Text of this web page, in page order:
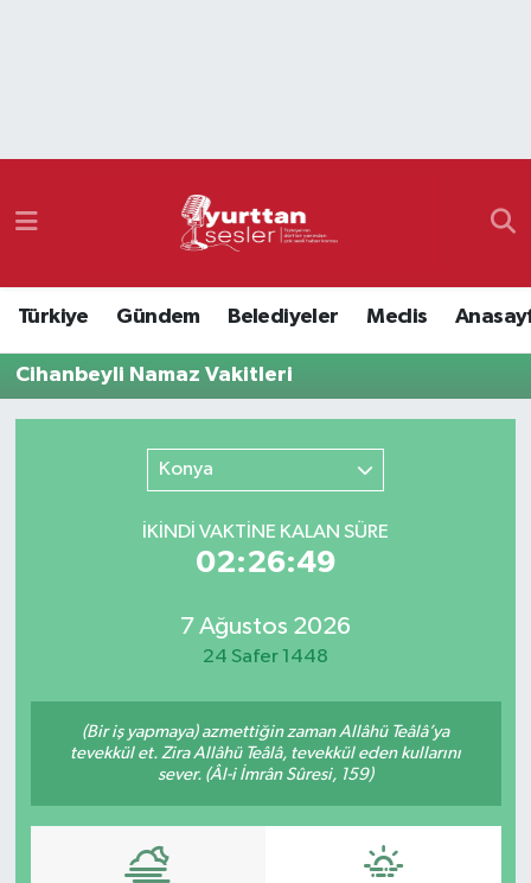
Türkiye Gündem Belediyeler Meclis
Cihanbeyli Namaz Vakitleri
Konya
İKINDI VAKTİNE KALAN SÜRE
02:26:49
7 Ağustos 2026
24 Safer 1448
(Bir iş yapmaya) azmettiğin zaman Allâhü Teâlâ’ya
tevekkül et. Zira Allâhü Teâlâ, tevekkül eden kullarını
sever. (Âl-i İmrân Sûresi, 159)
Namaz Vakitleri
Süper Lig Puan Durumu ve Fikstür
Son Dakika Haberleri